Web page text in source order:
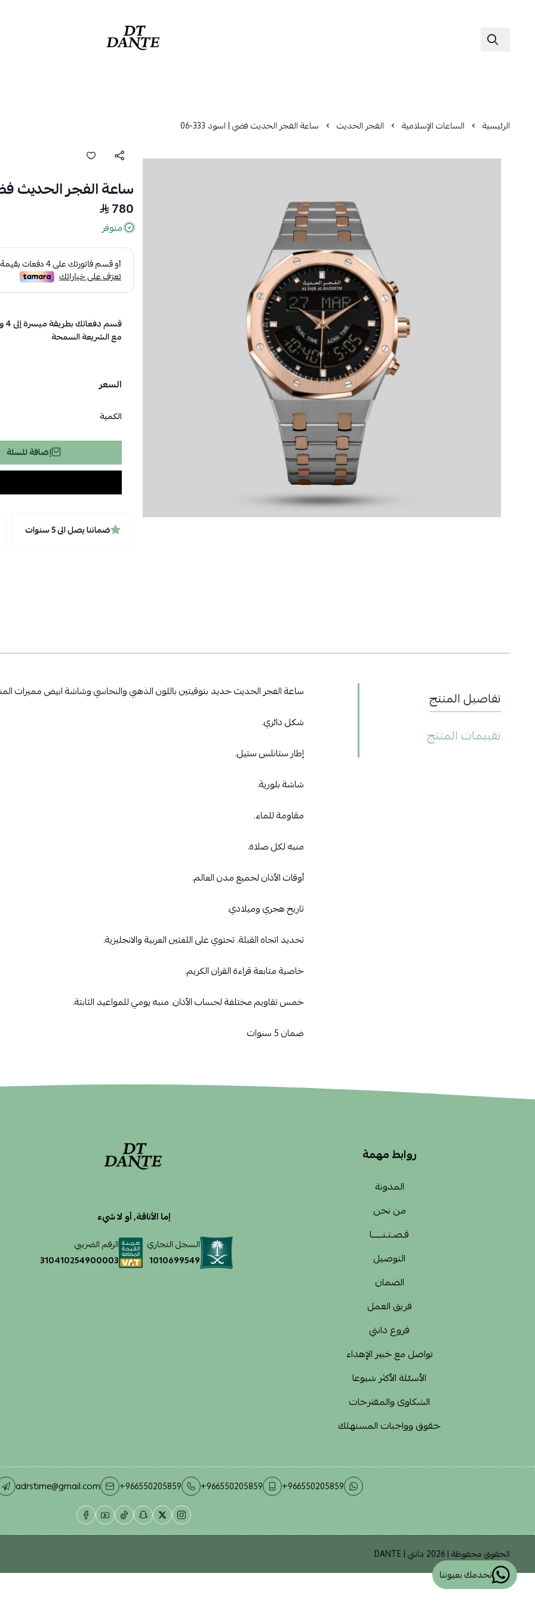
دانتي | DANTE
الرئيسية الساعات الإسلامية الفجر الحديث ساعة الفجر الحديث فضي | اسود 333-06
ساعة الفجر الحديث فضي
780
متوفر
مع الشريعة السمحة
السعر
الكمية
إضافة للسلة
ضماننا يصل الى 5 سنوات
تفاصيل المنتج
تقييمات المنتج
ساعة الفجر الحديث حديد بتوقيتين باللون الذهبي والنحاسي وشاشة ابيض مميزات
شكل دائري.
إطار ستانلس ستيل.
شاشة بلورية.
مقاومة للماء.
منبه لكل صلاة.
أوقات الأذان لجميع مدن العالم.
تاريخ هجري وميلادي.
تحديد اتجاه القبلة. تحتوي على اللغتين العربية والانجليزية.
خاصية متابعة قراءة القران الكريم.
خمس تقاويم مختلفة لحساب الأذان. منبه يومي للمواعيد الثابتة.
ضمان 5 سنوات
روابط مهمة
المدونة
من نحن
قـصـتـنــــــا
التوصيل
الضمان
فريق العمل
فروع دانتي
تواصل مع خبير الإهداء
الأسئلة الأكثر شيوعا
الشكاوى والمقترحات
حقوق وواجبات المستهلك
إما الأناقة, أو لا شيء
السجل التجاري
1010699549
الرقم الضريبي
310410254900003
+966550205859
+966550205859
+966550205859
adrstime@gmail.com
الحقوق محفوظة | 2026 دانتي | DANTE
نخدمك بعيوننا